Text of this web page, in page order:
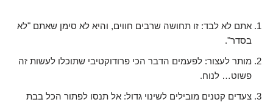
אתם לא לבד: זו תחושה שרבים חווים, והיא לא סימן שאתם "לא
בסדר".
מותר לעצור: לפעמים הדבר הכי פרודוקטיבי שתוכלו לעשות זה
פשוט… לנוח.
צעדים קטנים מובילים לשינוי גדול: אל תנסו לפתור הכל בבת